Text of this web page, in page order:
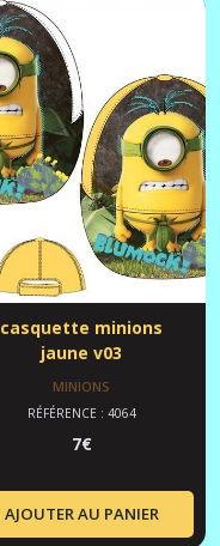
casquette minions
jaune v03
MINIONS
RÉFÉRENCE : 4064
7€
AJOUTER AU PANIER